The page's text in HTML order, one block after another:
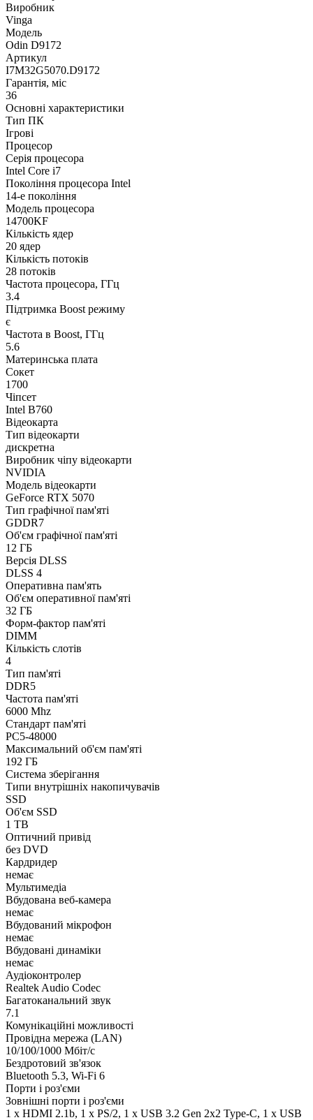
Виробник
Vinga
Модель
Odin D9172
Артикул
I7M32G5070.D9172
Гарантія, міс
36
Основні характеристики
Тип ПК
Ігрові
Процесор
Серія процесора
Intel Core i7
Покоління процесора Intel
14-е покоління
Модель процесора
14700KF
Кількість ядер
20 ядер
Кількість потоків
28 потоків
Частота процесора, ГГц
3.4
Підтримка Boost режиму
є
Частота в Boost, ГГц
5.6
Материнська плата
Сокет
1700
Чіпсет
Intel B760
Відеокарта
Тип відеокарти
дискретна
Виробник чіпу відеокарти
NVIDIA
Модель відеокарти
GeForce RTX 5070
Тип графічної пам'яті
GDDR7
Об'єм графічної пам'яті
12 ГБ
Версія DLSS
DLSS 4
Оперативна пам'ять
Об'єм оперативної пам'яті
32 ГБ
Форм-фактор пам'яті
DIMM
Кількість слотів
4
Тип пам'яті
DDR5
Частота пам'яті
6000 Mhz
Стандарт пам'яті
PC5-48000
Максимальний об'єм пам'яті
192 ГБ
Система зберігання
Типи внутрішніх накопичувачів
SSD
Об'єм SSD
1 TB
Оптичний привід
без DVD
Кардридер
немає
Мультимедіа
Вбудована веб-камера
немає
Вбудований мікрофон
немає
Вбудовані динаміки
немає
Аудіоконтролер
Realtek Audio Codec
Багатоканальний звук
7.1
Комунікаційні можливості
Провідна мережа (LAN)
10/100/1000 Мбіт/с
Бездротовий зв'язок
Bluetooth 5.3, Wi-Fi 6
Порти і роз'єми
Зовнішні порти і роз'єми
1 x HDMI 2.1b, 1 x PS/2, 1 x USB 3.2 Gen 2x2 Type-C, 1 x USB